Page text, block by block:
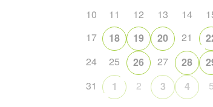
Office 365
10
11 12 13 14
17
18 19 20 21
24
25 26 27 28
31
1 2 3 4 5